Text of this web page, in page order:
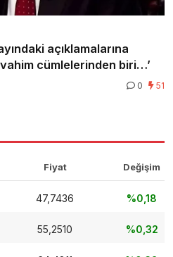
açıklamalarına
vahim cümlelerinden biri…’
0 51
Fiyat Değişim
47,7436 %0,18
55,2510 %0,32